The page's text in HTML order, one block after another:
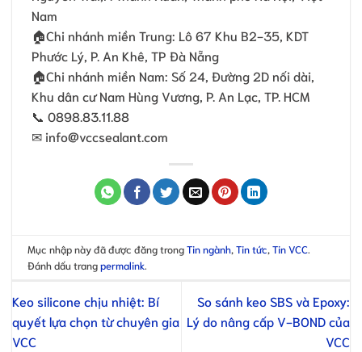
Nam
🏠Chi nhánh miền Trung: Lô 67 Khu B2-35, KDT
Phước Lý, P. An Khê, TP Đà Nẵng
🏠Chi nhánh miền Nam: Số 24, Đường 2D nối dài,
Khu dân cư Nam Hùng Vương, P. An Lạc, TP. HCM
📞 0898.83.11.88
✉ info@vccsealant.com
Mục nhập này đã được đăng trongTin ngành ,Tin tức ,Tin VCC
Đánh dấu trangpermalink
Keo silicone chịu nhiệt: Bí
quyết lựa chọn từ chuyên gia
VCC
So sánh keo SBS và Epoxy:
Lý do nâng cấp V-BOND của
VCC